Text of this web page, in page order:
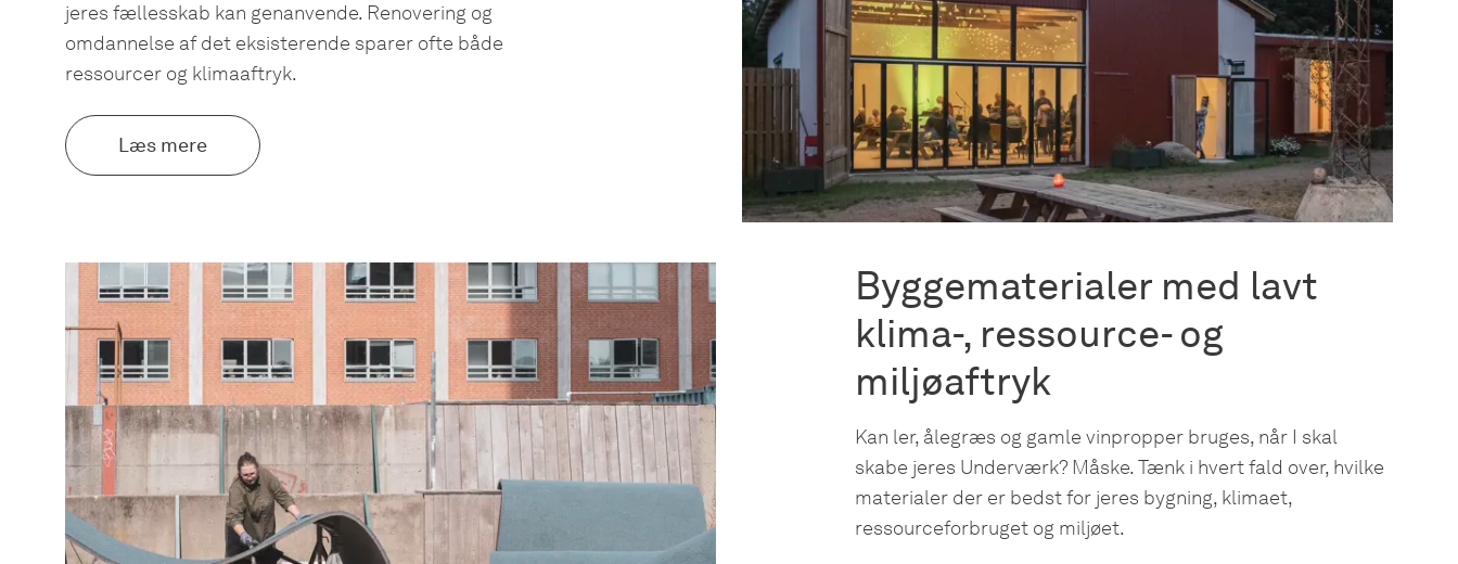
jeres fællesskab kan genanvende. Renovering og
omdannelse af det eksisterende sparer ofte både
ressourcer og klimaaftryk.
Læs mere
Byggematerialer med lavt
klima-, ressource- og
miljøaftryk
Kan ler, ålegræs og gamle vinpropper bruges, når I skal
skabe jeres Underværk? Måske. Tænk i hvert fald over, hvilke
materialer der er bedst for jeres bygning, klimaet,
ressourceforbruget og miljøet.